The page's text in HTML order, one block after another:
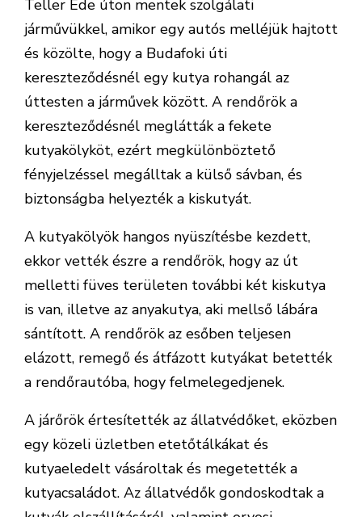
Teller Ede úton mentek szolgálati
járművükkel, amikor egy autós melléjük hajtott
és közölte, hogy a Budafoki úti
kereszteződésnél egy kutya rohangál az
úttesten a járművek között. A rendőrök a
kereszteződésnél meglátták a fekete
kutyakölyköt, ezért megkülönböztető
fényjelzéssel megálltak a külső sávban, és
biztonságba helyezték a kiskutyát.
A kutyakölyök hangos nyüszítésbe kezdett,
ekkor vették észre a rendőrök, hogy az út
melletti füves területen további két kiskutya
is van, illetve az anyakutya, aki mellső lábára
sántított. A rendőrök az esőben teljesen
elázott, remegő és átfázott kutyákat betették
a rendőrautóba, hogy felmelegedjenek.
A járőrök értesítették az állatvédőket, eközben
egy közeli üzletben etetőtálkákat és
kutyaeledelt vásároltak és megetették a
kutyacsaládot. Az állatvédők gondoskodtak a